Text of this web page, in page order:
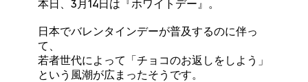
本日、3月14日は『ホワイトデー』。
日本でバレンタインデーが普及するのに伴っ
て、
若者世代によって「チョコのお返しをしよう」
という風潮が広まったそうです。